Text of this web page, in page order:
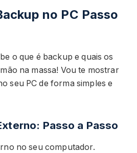
no PC Passo
o que é backup e quais os
na massa! Vou te mostrar
seu PC de forma simples e
Passo a Passo
no seu computador.